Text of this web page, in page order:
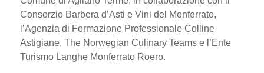
Consorzio Barbera d’Asti e Vini del Monferrato,
l’Agenzia di Formazione Professionale Colline
Astigiane, The Norwegian Culinary Teams e l’Ente
Turismo Langhe Monferrato Roero.